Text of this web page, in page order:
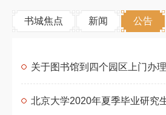
书城焦点 新闻 公告